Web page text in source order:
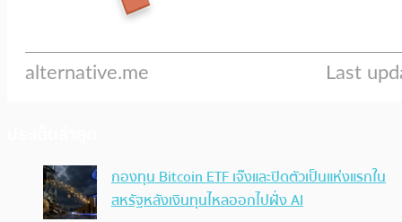
กองทุน Bitcoin ETF เจ๊งและปิดตัวเป็นแห่งแรกใน
สหรัฐหลังเงินทุนไหลออกไปฝั่ง AI